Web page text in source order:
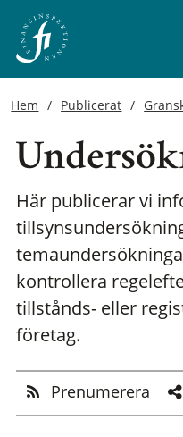
Hem Publicerat
Här publicerar vi
kontrollera
tillstånds- eller
företag.
Prenumerera